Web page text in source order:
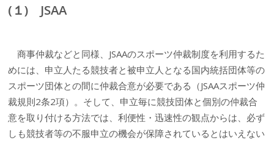
(１) JSAA
商事仲裁などと同様、JSAAのスポーツ仲裁制度を利用するた
めには、申立人たる競技者と被申立人となる国内統括団体等の
スポーツ団体との間に仲裁合意が必要である（JSAAスポーツ仲
裁規則2条2項）。そして、申立毎に競技団体と個別の仲裁合
意を取り付ける方法では、利便性・迅速性の観点からは、必ず
しも競技者等の不服申立の機会が保障されているとはいえない